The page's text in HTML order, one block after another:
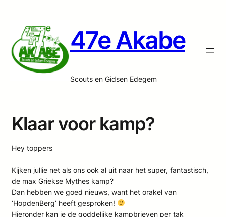
47e Akabe
Scouts en Gidsen Edegem
Klaar voor kamp?
Hey toppers
Kijken jullie net als ons ook al uit naar het super, fantastisch,
de max Griekse Mythes kamp?
Dan hebben we goed nieuws, want het orakel van
‘HopdenBerg’ heeft gesproken!
Hieronder kan je de goddelijke kampbrieven per tak